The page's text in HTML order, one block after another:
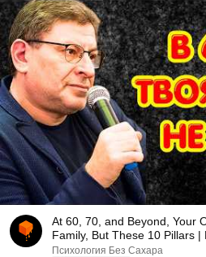
At 60, 70, and Beyond, Your
Family, But These 10 Pillars |
Психология Без Сахара